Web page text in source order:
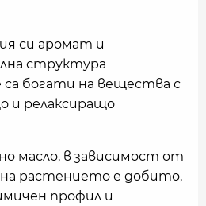
си аромат и
структура
богати на вещества с
и релаксиращо
масло, в зависимост от
растението е добито,
профил и